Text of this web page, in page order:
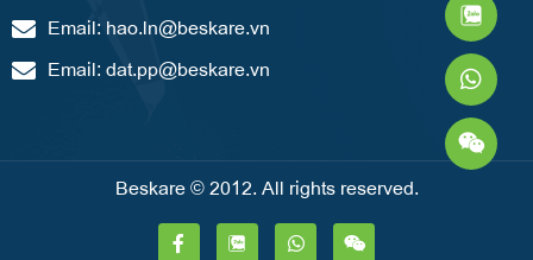
Email: hao.ln@beskare.vn
Email: dat.pp@beskare.vn
Beskare © 2012. All rights reserved.
F
a
W
h
W
e